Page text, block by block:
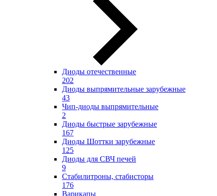
Диоды отечественные
202
Диоды выпрямительные зарубежные
43
Чип-диоды выпрямительные
2
Диоды быстрые зарубежные
167
Диоды Шоттки зарубежные
125
Диоды для СВЧ печей
9
Стабилитроны, стабисторы
176
Варикапы